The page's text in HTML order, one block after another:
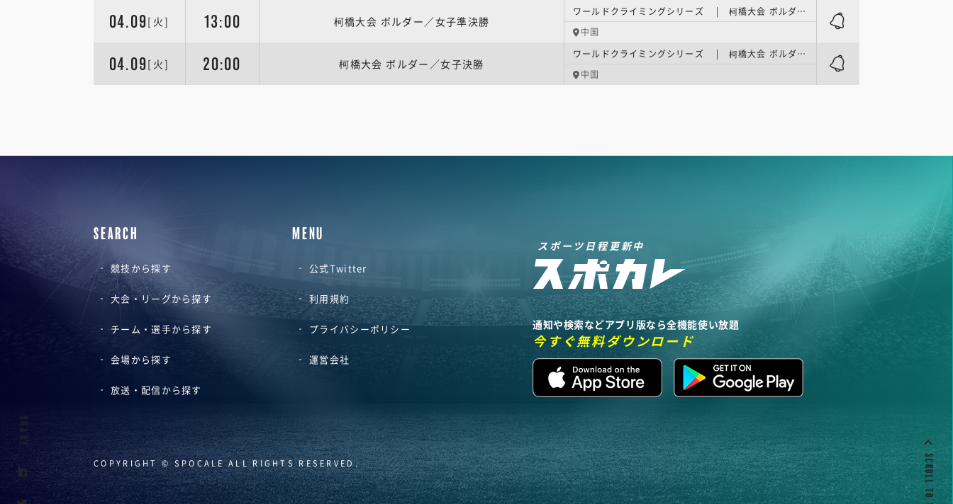
04.09[火] 13:00 柯橋大会 ボルダー／女子準決勝
ワールドクライミングシリーズ | 柯橋大会 ボルダー／女子準決勝
中国
04.09[火] 20:00 柯橋大会 ボルダー／女子決勝
ワールドクライミングシリーズ | 柯橋大会 ボルダー／女子決勝
中国
SEARCH
競技から探す
大会・リーグから探す
チーム・選手から探す
会場から探す
放送・配信から探す
MENU
公式Twitter
利用規約
プライバシーポリシー
運営会社
スポーツ日程更新中
通知や検索などアプリ版なら全機能使い放題
今すぐ無料ダウンロード
COPYRIGHT © SPOCALE ALL RIGHTS RESERVED. SCROLL TO TOP
SHARE